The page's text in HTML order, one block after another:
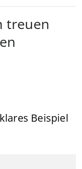
treuen
Beispiel